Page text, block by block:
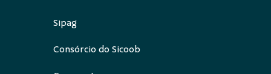
Sipag
Consórcio do Sicoob